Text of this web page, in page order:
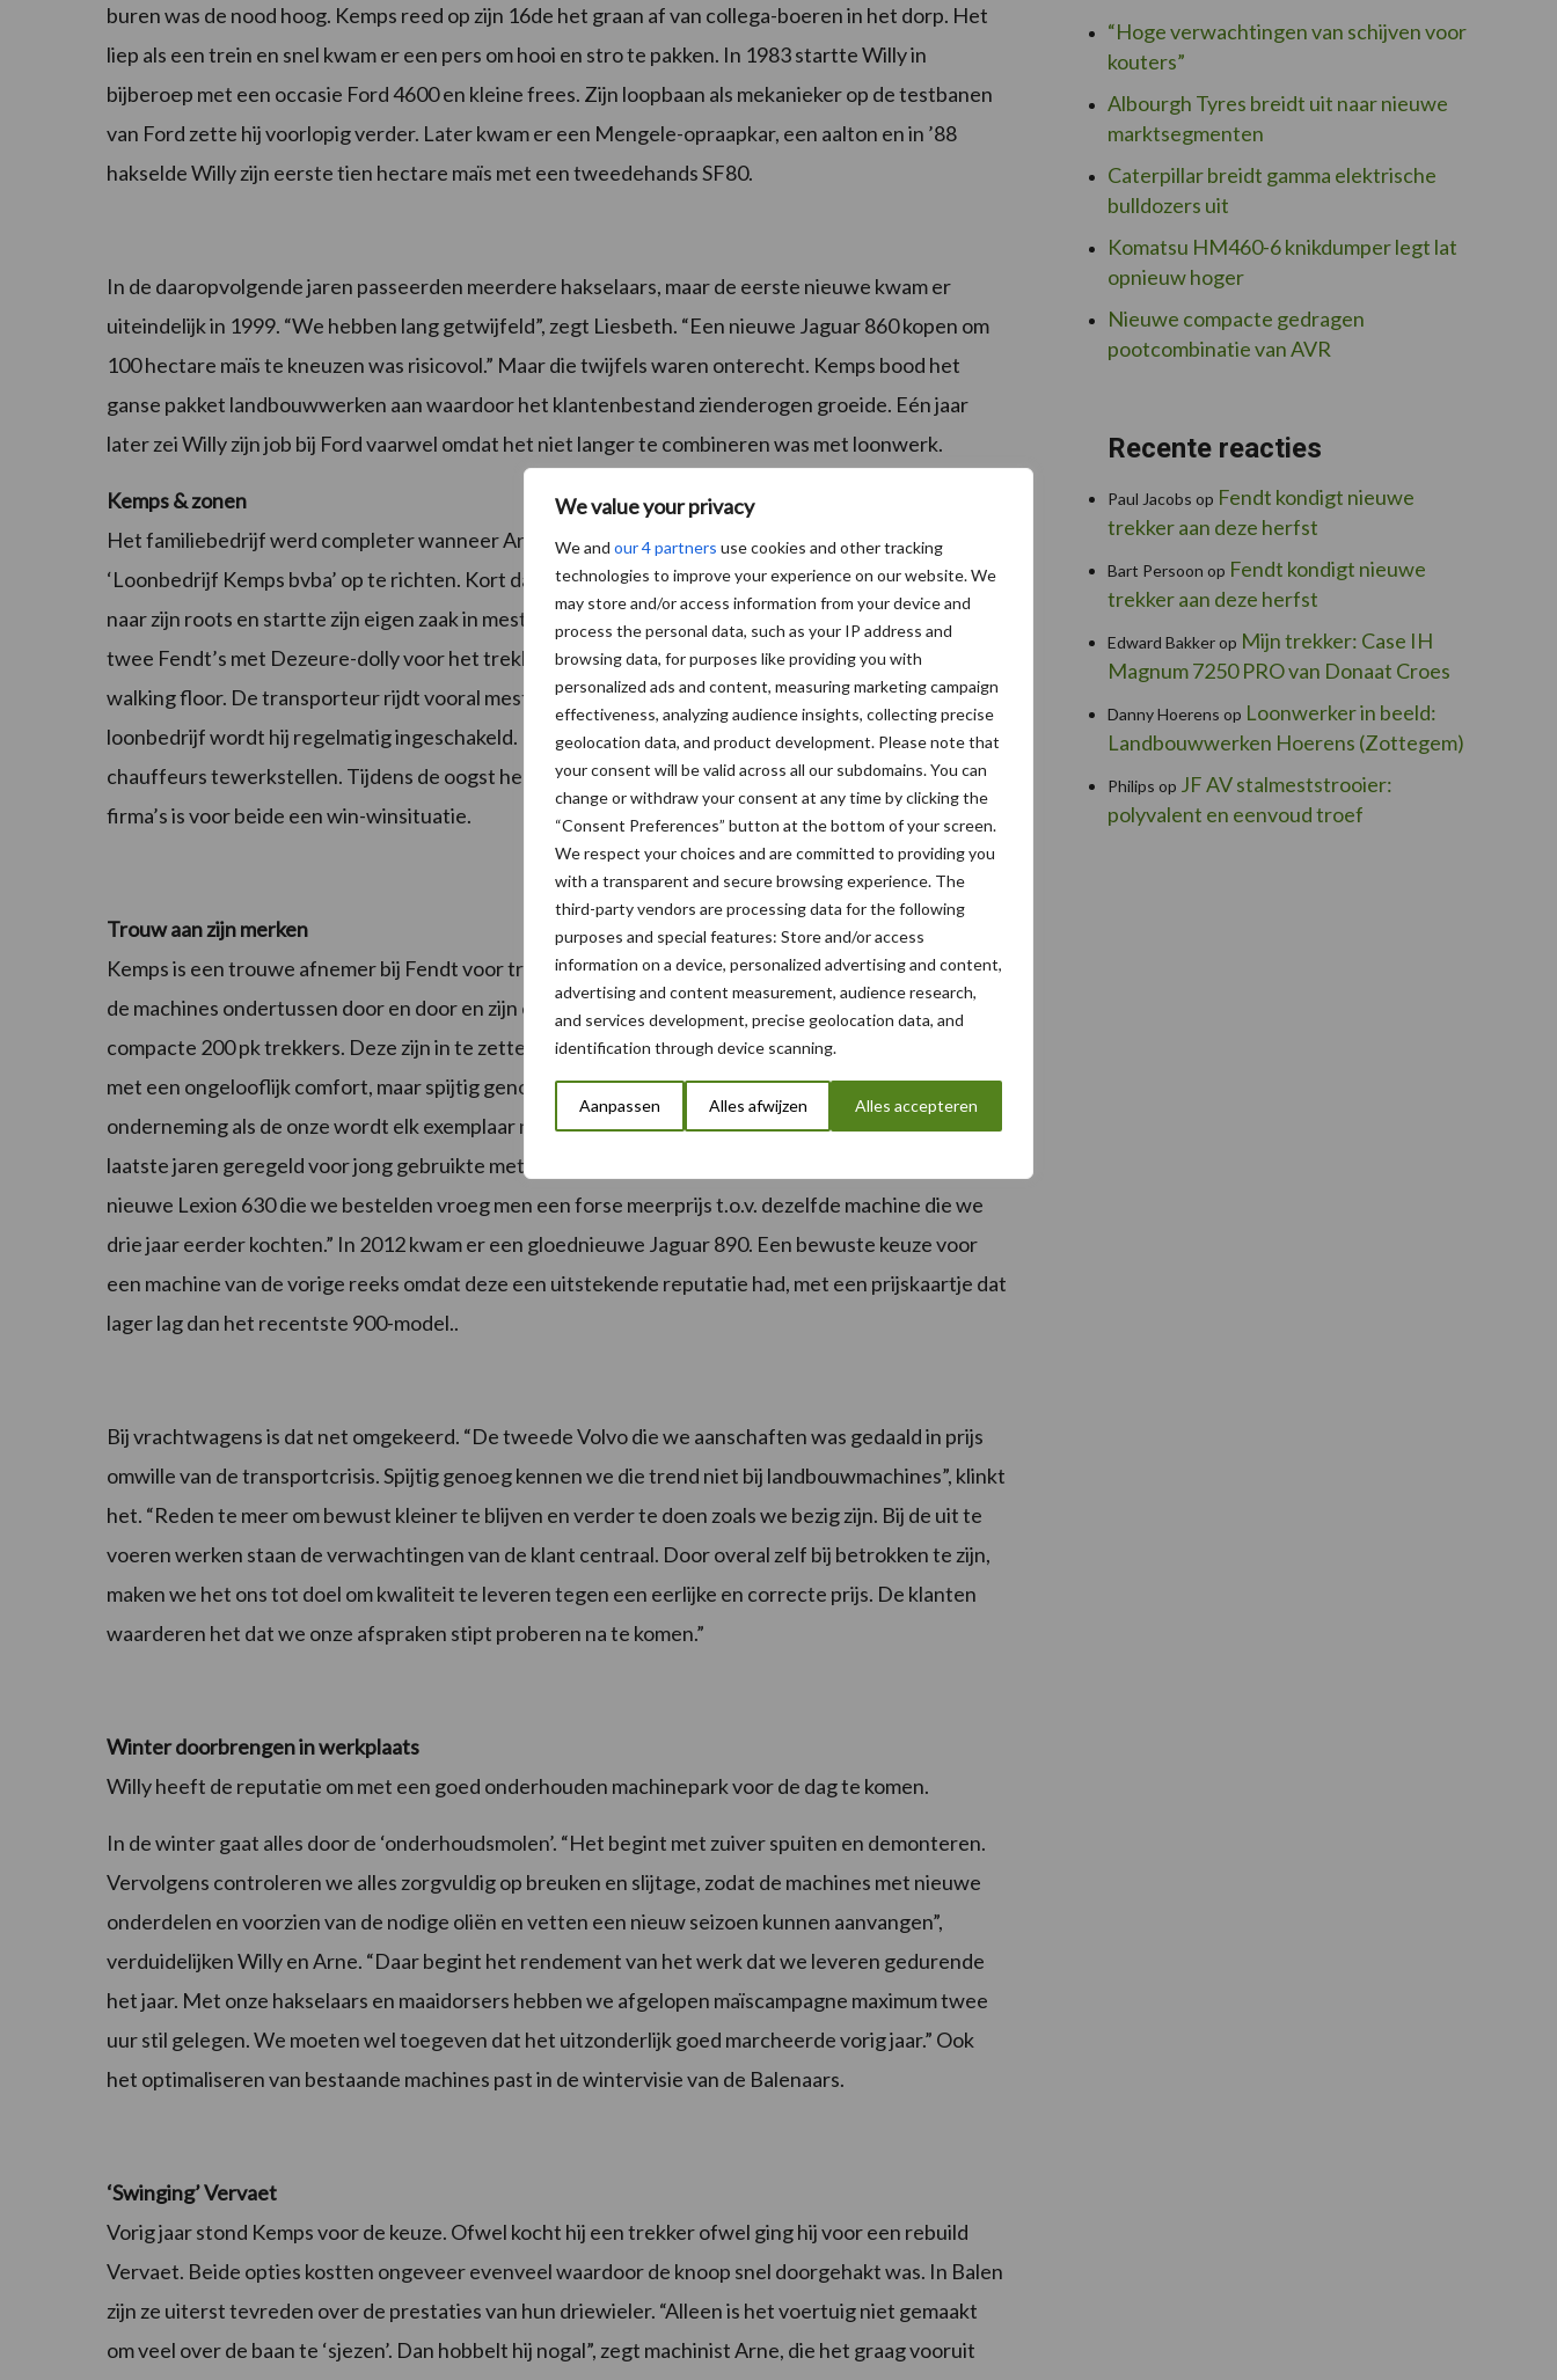
We value your privacy
We and our 4 partners use cookies and other tracking
technologies to improve your experience on our website. We
may store and/or access information from your device and
process the personal data, such as your IP address and
browsing data, for purposes like providing you with
personalized ads and content, measuring marketing campaign
effectiveness, analyzing audience insights, collecting precise
geolocation data, and product development. Please note that
your consent will be valid across all our subdomains. You can
change or withdraw your consent at any time by clicking the
“Consent Preferences” button at the bottom of your screen.
We respect your choices and are committed to providing you
with a transparent and secure browsing experience. The
third-party vendors are processing data for the following
purposes and special features: Store and/or access
information on a device, personalized advertising and content,
advertising and content measurement, audience research,
and services development, precise geolocation data, and
identification through device scanning.
Aanpassen Alles afwijzen Alles accepteren
buren was de nood hoog. Kemps reed op zijn 16de het graan af van collega-boeren in het dorp. Het
liep als een trein en snel kwam er een pers om hooi en stro te pakken. In 1983 startte Willy in
bijberoep met een occasie Ford 4600 en kleine frees. Zijn loopbaan als mekanieker op de testbanen
van Ford zette hij voorlopig verder. Later kwam er een Mengele-opraapkar, een aalton en in ’88
hakselde Willy zijn eerste tien hectare maïs met een tweedehands SF80.
In de daaropvolgende jaren passeerden meerdere hakselaars, maar de eerste nieuwe kwam er
uiteindelijk in 1999. “We hebben lang getwijfeld”, zegt Liesbeth. “Een nieuwe Jaguar 860 kopen om
100 hectare maïs te kneuzen was risicovol.” Maar die twijfels waren onterecht. Kemps bood het
ganse pakket landbouwwerken aan waardoor het klantenbestand zienderogen groeide. Eén jaar
later zei Willy zijn job bij Ford vaarwel omdat het niet langer te combineren was met loonwerk.
Kemps & zonen
Het familiebedrijf werd completer wanneer Arne in ’07 mee in de zaak kwam, Reden genoeg om
‘Loonbedrijf Kemps bvba’ op te richten. Kort daarop keerde Jonas na 4 jaar werk buitenshuis terug
naar zijn roots en startte zijn eigen zaak in mesttransporten. Hij kocht twee Volvo-vrachtwagens en
twee Fendt’s met Dezeure-dolly voor het trekken van drie mestopleggers, een kipoplegger en
walking floor. De transporteur rijdt vooral mest van en naar de mestverwerking. Ook voor het
loonbedrijf wordt hij regelmatig ingeschakeld. Dankzij deze vaste opdrachten kan hij twee
chauffeurs tewerkstellen. Tijdens de oogst helpt Jonas zijn broer en pa. De symbiose tussen de
firma’s is voor beide een win-winsituatie.
Trouw aan zijn merken
Kemps is een trouwe afnemer bij Fendt voor tractoren en bij Claas voor oogstmachines. “We kennen
de machines ondertussen door en door en zijn er tevreden van. Het bedrijf heeft een voorkeur voor
compacte 200 pk trekkers. Deze zijn in te zetten voor alle werken. Het zijn goede, zuinige trekkers
met een ongelooflijk comfort, maar spijtig genoeg gaan ze ook wel eens stuk. “Voor een
onderneming als de onze wordt elk exemplaar nieuw aankopen onbetaalbaar. Daarom kiezen we de
laatste jaren geregeld voor jong gebruikte met beperkt aantal bedrijfsuren op de teller. Ook voor de
nieuwe Lexion 630 die we bestelden vroeg men een forse meerprijs t.o.v. dezelfde machine die we
drie jaar eerder kochten.” In 2012 kwam er een gloednieuwe Jaguar 890. Een bewuste keuze voor
een machine van de vorige reeks omdat deze een uitstekende reputatie had, met een prijskaartje dat
lager lag dan het recentste 900-model..
Bij vrachtwagens is dat net omgekeerd. “De tweede Volvo die we aanschaften was gedaald in prijs
omwille van de transportcrisis. Spijtig genoeg kennen we die trend niet bij landbouwmachines”, klinkt
het. “Reden te meer om bewust kleiner te blijven en verder te doen zoals we bezig zijn. Bij de uit te
voeren werken staan de verwachtingen van de klant centraal. Door overal zelf bij betrokken te zijn,
maken we het ons tot doel om kwaliteit te leveren tegen een eerlijke en correcte prijs. De klanten
waarderen het dat we onze afspraken stipt proberen na te komen.”
Winter doorbrengen in werkplaats
Willy heeft de reputatie om met een goed onderhouden machinepark voor de dag te komen.
In de winter gaat alles door de ‘onderhoudsmolen’. “Het begint met zuiver spuiten en demonteren.
Vervolgens controleren we alles zorgvuldig op breuken en slijtage, zodat de machines met nieuwe
onderdelen en voorzien van de nodige oliën en vetten een nieuw seizoen kunnen aanvangen”,
verduidelijken Willy en Arne. “Daar begint het rendement van het werk dat we leveren gedurende
het jaar. Met onze hakselaars en maaidorsers hebben we afgelopen maïscampagne maximum twee
uur stil gelegen. We moeten wel toegeven dat het uitzonderlijk goed marcheerde vorig jaar.” Ook
het optimaliseren van bestaande machines past in de wintervisie van de Balenaars.
‘Swinging’ Vervaet
Vorig jaar stond Kemps voor de keuze. Ofwel kocht hij een trekker ofwel ging hij voor een rebuild
Vervaet. Beide opties kostten ongeveer evenveel waardoor de knoop snel doorgehakt was. In Balen
zijn ze uiterst tevreden over de prestaties van hun driewieler. “Alleen is het voertuig niet gemaakt
om veel over de baan te ‘sjezen’. Dan hobbelt hij nogal”, zegt machinist Arne, die het graag vooruit
“Hoge verwachtingen van schijven voor
kouters”
Albourgh Tyres breidt uit naar nieuwe
marktsegmenten
Caterpillar breidt gamma elektrische
bulldozers uit
Komatsu HM460-6 knikdumper legt lat
opnieuw hoger
Nieuwe compacte gedragen
pootcombinatie van AVR
Recente reacties
Paul Jacobs op Fendt kondigt nieuwe
trekker aan deze herfst
Bart Persoon op Fendt kondigt nieuwe
trekker aan deze herfst
Edward Bakkerop Mijn trekker: Case IH
Magnum 7250 PRO van Donaat Croes
Danny Hoerens op Loonwerker in beeld:
Landbouwwerken Hoerens (Zottegem)
Philips op JF AV stalmeststrooier:
polyvalent en eenvoud troef